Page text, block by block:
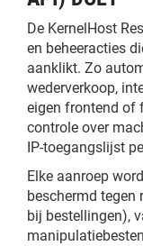
De KernelHost
en beheeracties
aanklikt. Zo
wederverkoop,
eigen frontend of
controle over
IP-toegangslijst
Elke aanroep
beschermd tegen
bij bestellingen),